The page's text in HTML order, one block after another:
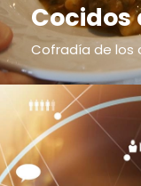
Cofradía de los